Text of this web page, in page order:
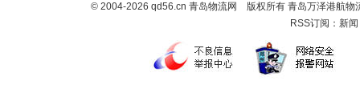
© 2004-2026 qd56.cn 青岛物流网 版权所有 青岛万泽港航物
RSS订阅： 新闻